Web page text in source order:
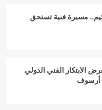
مسيرة فنية تستحق
الابتكار الفني الدولي
أرسوف